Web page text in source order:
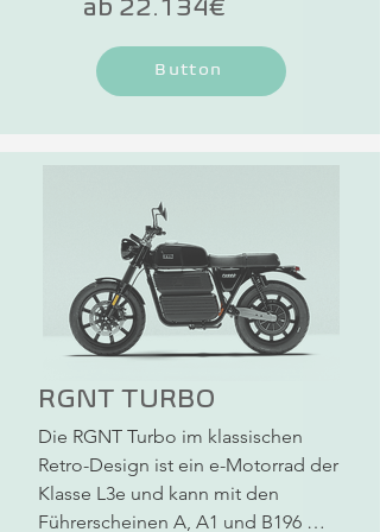
konventionellen Stahl- oder
Aluminium-Rahmen ist er leichter,
verwindungssteifer und optisch
entwickelter Radnabenmotor im
leistungsstarken Akku für enorme
Fahrleistung. Mit den
Führerscheinklassen B196, A1, A2,
und A kannst du alle NOVUS One
Modelle fahren.
ab 22.134€
Button
RGNT TURBO
Die RGNT Turbo im klassischen
Retro-Design ist ein e-Motorrad der
Klasse L3e und kann mit den
Führerscheinen A, A1 und B196